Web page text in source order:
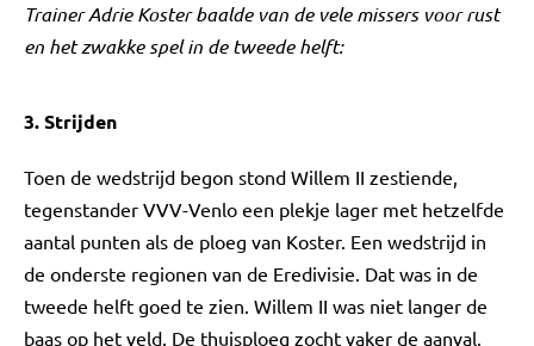
Trainer Adrie Koster baalde van de vele missers voor rust
en het zwakke spel in de tweede helft:
3. Strijden
Toen de wedstrijd begon stond Willem II zestiende,
tegenstander VVV-Venlo een plekje lager met hetzelfde
aantal punten als de ploeg van Koster. Een wedstrijd in
de onderste regionen van de Eredivisie. Dat was in de
tweede helft goed te zien. Willem II was niet langer de
baas op het veld. De thuisploeg zocht vaker de aanval,